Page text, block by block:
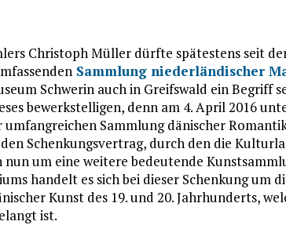
Christoph Müller dürfte spätestens seit
Sammlung niederländischer
Schwerin auch in Greifswald ein Begriff
bewerkstelligen, denn am 4. April 2016
Sammlung dänischer
Schenkungsvertrag, durch den die
um eine weitere bedeutende
handelt es sich bei dieser Schenkung um
Kunst des 19. und 20. Jahrhunderts,
ist.